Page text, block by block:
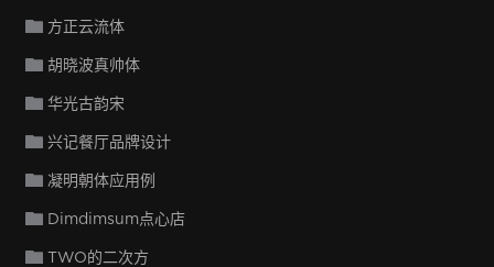
方正云流体
胡晓波真帅体
华光古韵宋
兴记餐厅品牌设计
凝明朝体应用例
Dimdimsum点心店
TWO的二次方